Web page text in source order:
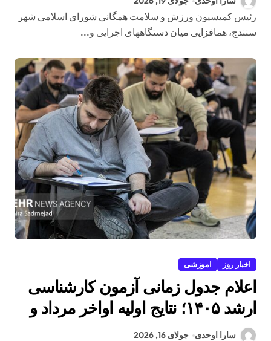
رئیس کمیسیون ورزش و سلامت همگانی شورای اسلامی شهر
سنندج، همافزایی میان دستگاههای اجرایی و...
اخبار روز اموزشی
اعلام جدول زمانی آزمون کارشناسی
ارشد ۱۴۰۵؛ نتایج اولیه اواخر مرداد و
نتایج نهایی نیمه مهر اعلام می‌شود
سارا اوحدی جولای 16, 2026